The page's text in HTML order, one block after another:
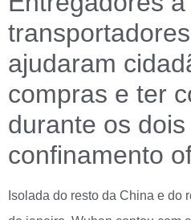
ajudaram
compras e ter
durante os
confinamento
Isolada do resto da China e do